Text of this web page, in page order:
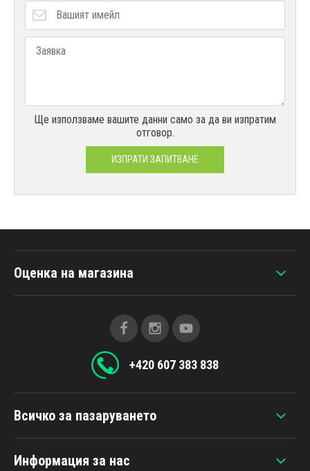
Ще използваме вашите данни само за да ви изпратим
отговор.
ИЗПРАТИ ЗАПИТВАНЕ
Всичко за пазаруването
Информация за нас
Оценка на магазина
+420 607 383 838